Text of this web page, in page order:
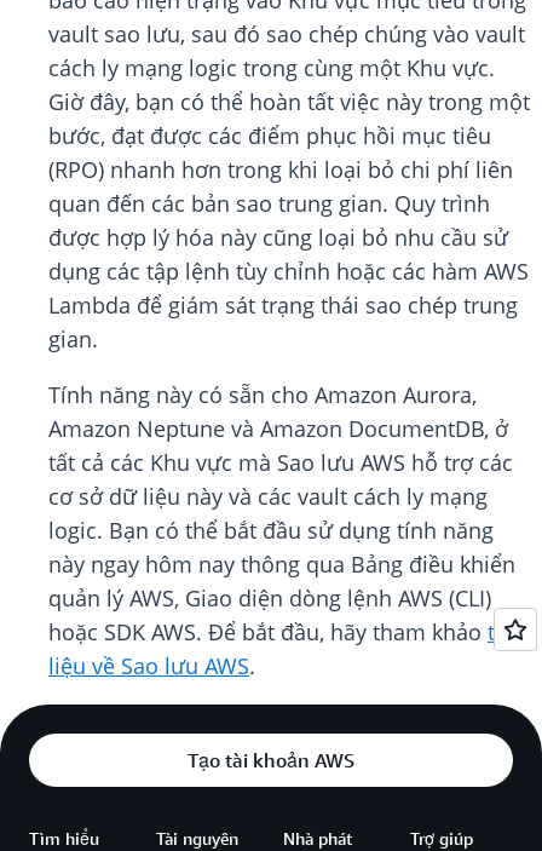
vault sao lưu, sau đó sao chép chúng vào vault
cách ly mạng logic trong cùng một Khu vực.
Giờ đây, bạn có thể hoàn tất việc này trong một
bước, đạt được các điểm phục hồi mục tiêu
(RPO) nhanh hơn trong khi loại bỏ chi phí liên
quan đến các bản sao trung gian. Quy trình
được hợp lý hóa này cũng loại bỏ nhu cầu sử
dụng các tập lệnh tùy chỉnh hoặc các hàm AWS
Lambda để giám sát trạng thái sao chép trung
gian.
Tính năng này có sẵn cho Amazon Aurora,
Amazon Neptune và Amazon DocumentDB, ở
tất cả các Khu vực mà Sao lưu AWS hỗ trợ các
cơ sở dữ liệu này và các vault cách ly mạng
logic. Bạn có thể bắt đầu sử dụng tính năng
này ngay hôm nay thông qua Bảng điều khiển
quản lý AWS, Giao diện dòng lệnh AWS (CLI)
hoặc SDK AWS. Để bắt đầu, hãy tham khảo tài
liệu về Sao lưu AWS.
Tạo tài khoản AWS
Tìm hiểu Tài nguyên
Nhà phát
Trợ giúp